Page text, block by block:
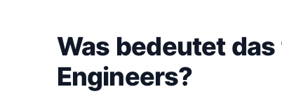
Was bedeutet
Engineers?